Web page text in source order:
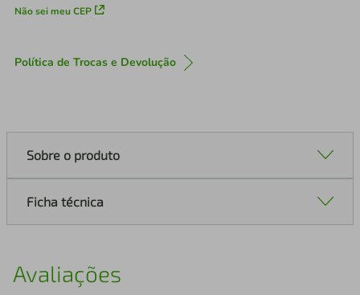
Não sei meu CEP
Política de Trocas e Devolução
Sobre o produto
Ficha técnica
Avaliações